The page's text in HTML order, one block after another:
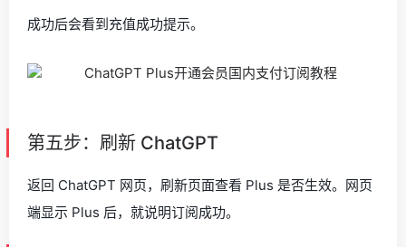
成功后会看到充值成功提示。
第五步：刷新 ChatGPT
返回 ChatGPT 网页，刷新页面查看 Plus 是否生效。网页
端显示 Plus 后，就说明订阅成功。